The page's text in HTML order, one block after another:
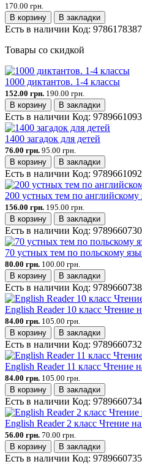
170.00 грн.
В корзину
В закладки
Есть в наличии Код:
Товары со скидкой
1000 диктантов. 1-4 классы
152.00 грн. 190.00 грн.
В корзину
В закладки
Есть в наличии Код:
1400 загадок для детей
76.00 грн. 95.00 грн.
В корзину
В закладки
Есть в наличии Код:
200 устных тем по английскому
156.00 грн. 195.00 грн.
В корзину
В закладки
Есть в наличии Код:
70 устных тем по польскому
80.00 грн. 100.00 грн.
В корзину
В закладки
Есть в наличии Код:
English Reader 10 класс Чтение
84.00 грн. 105.00 грн.
В корзину
В закладки
Есть в наличии Код:
English Reader 11 класс Чтение
84.00 грн. 105.00 грн.
В корзину
В закладки
Есть в наличии Код:
English Reader 2 класс Чтение
56.00 грн. 70.00 грн.
В корзину
В закладки
Есть в наличии Код: